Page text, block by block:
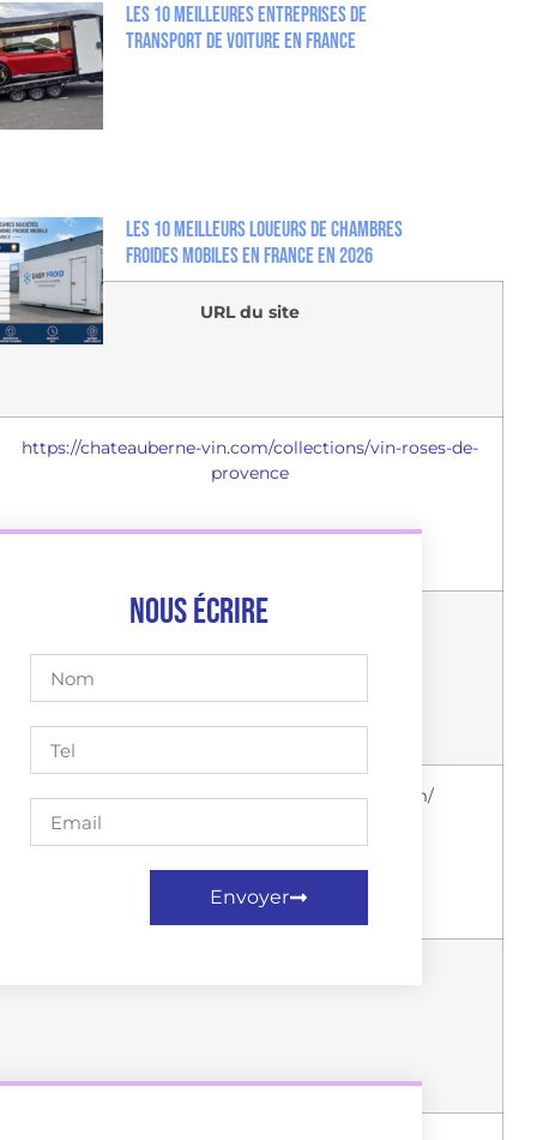
URL du site
https://chateauberne-vin.com/collections/vin-roses-de-
provence
https://www.miraval.com/
https://www.chateausaintemarguerite.com/
Les 10 Meilleures entreprises de
Transport de Voiture en France
Les 10 meilleurs loueurs de chambres
froides mobiles en France en 2026
Nous écrire
Envoyer